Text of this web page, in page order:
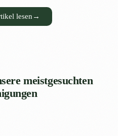
lesen →
meistgesuchten